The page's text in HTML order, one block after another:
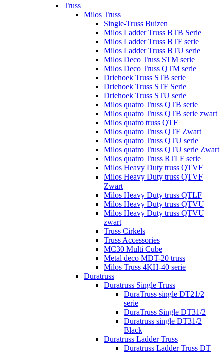
Truss
Milos Truss
Single-Truss Buizen
Milos Ladder Truss BTB Serie
Milos Ladder Truss BTF serie
Milos Ladder Truss BTU serie
Milos Deco Truss STM serie
Milos Deco Truss QTM serie
Driehoek Truss STB serie
Driehoek Truss STF Serie
Driehoek Truss STU serie
Milos quatro Truss QTB serie
Milos quatro Truss QTB serie zwart
Milos quatro truss QTF
Milos quatro Truss QTF Zwart
Milos quatro Truss QTU serie
Milos quatro Truss QTU serie Zwart
Milos quatro Truss RTLF serie
Milos Heavy Duty truss QTVF
Milos Heavy Duty truss QTVF
Zwart
Milos Heavy Duty truss QTLF
Milos Heavy Duty truss QTVU
Milos Heavy Duty truss QTVU
zwart
Truss Cirkels
Truss Accessories
MC30 Multi Cube
Metal deco MDT-20 truss
Milos Truss 4KH-40 serie
Duratruss
Duratruss Single Truss
DuraTruss single DT21/2
serie
DuraTruss Single DT31/2
Duratruss single DT31/2
Black
Duratruss Ladder Truss
Duratruss Ladder Truss DT